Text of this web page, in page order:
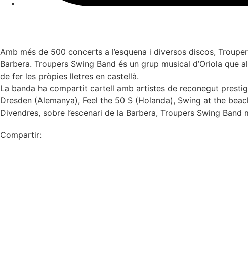
Amb més de 500 concerts a l’esquena i diversos discos,
Barbera. Troupers Swing Band és un grup musical d’Oriola
de fer les pròpies lletres en castellà.
La banda ha compartit cartell amb artistes de reconegut
Dresden (Alemanya), Feel the 50 S (Holanda), Swing at the
Divendres, sobre l’escenari de la Barbera, Troupers Swing
Compartir: